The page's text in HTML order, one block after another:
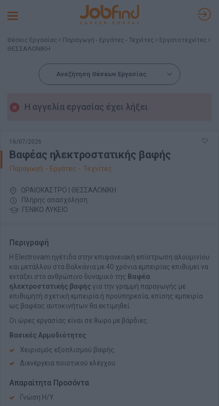
Toggle
Θέσεις Εργασίας Παραγωγή - Εργάτες - Τεχνίτες
Εργατοτεχνίτες
ΘΕΣΣΑΛΟΝΙΚΗ
Αναζήτηση Θέσεων Εργασίας
Η αγγελία εργασίας έχει λήξει
16/07/2026
Βαφέας ηλεκτροστατικής βαφής
Παραγωγή - Εργάτες - Τεχνίτες
ΩΡΑΙΟΚΑΣΤΡΟ | ΘΕΣΣΑΛΟΝΙΚΗ
Πλήρης απασχόληση
ΓΕΝΙΚΟ ΛΥΚΕΙΟ
Περιγραφή
Η Electrovam ηγέτιδα στην επιφανειακή επίστρωση αλουμινίου
και μετάλλου στα Βαλκάνια με 40 χρόνια εμπειρίας επιθυμεί να
εντάξει στο ανθρώπινο δυναμικό της Βαφέα
ηλεκτροστατικής βαφής για την γραμμή παραγωγής με
επιθυμητή σχετική εμπειρία ή προϋπηρεσία, επίσης εμπειρία
ως βαφέας αυτοκινήτων θα εκτιμηθεί.
Οι ώρες εργασίας είναι σε 8ωρο με βάρδιες.
Βασικές Αρμοδιότητες
Χειρισμός εξοπλισμού βαφής.
Διενέργεια ποιοτικού ελέγχου
Απαραίτητα Προσόντα
Γνώση Η/Υ